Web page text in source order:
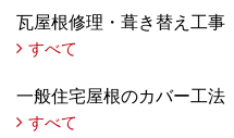
瓦屋根修理・葺き替え工事
すべて
一般住宅屋根のカバー工法
すべて